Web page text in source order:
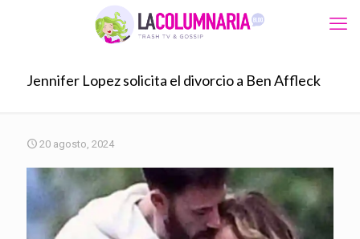
Jennifer Lopez solicita el divorcio a Ben Affleck
20 agosto, 2024